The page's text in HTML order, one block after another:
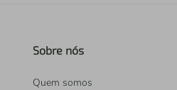
Sobre nós
Quem somos